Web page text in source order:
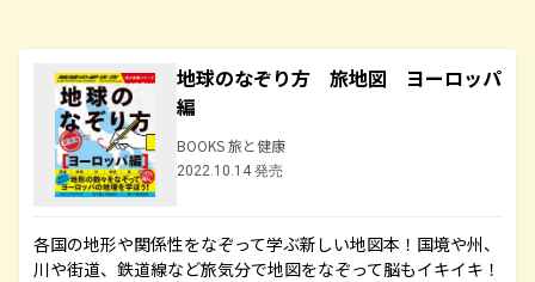
地球のなぞり方 旅地図 ヨーロッパ
編
BOOKS 旅と健康
2022.10.14 発売
各国の地形や関係性をなぞって学ぶ新しい地図本！国境や州、
川や街道、鉄道線など旅気分で地図をなぞって脳もイキイキ！